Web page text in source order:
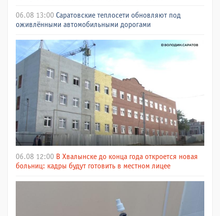
06.08 13:00 Саратовские теплосети обновляют под
оживлёнными автомобильными дорогами
06.08 12:00 В Хвалынске до конца года откроется новая
больниц: кадры будут готовить в местном лицее